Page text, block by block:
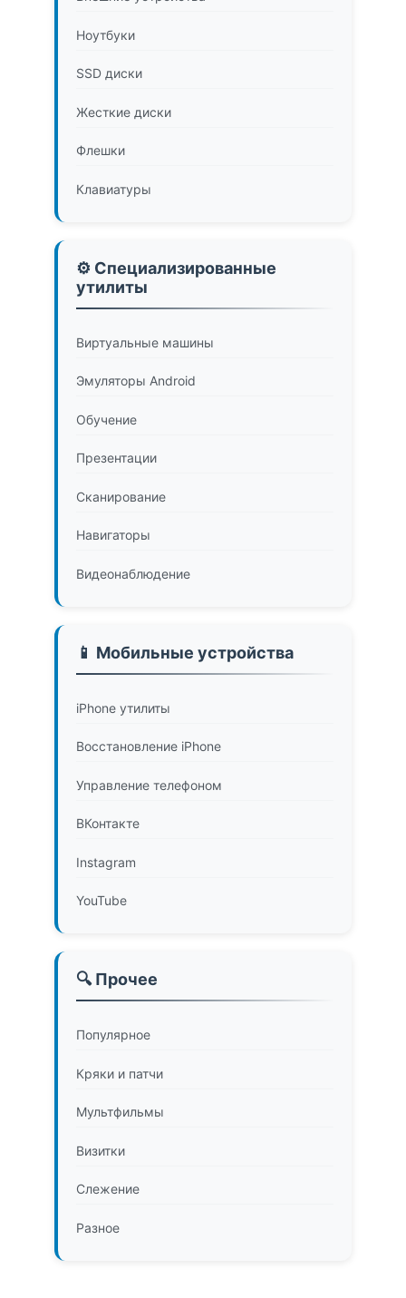
Ноутбуки
SSD диски
Жесткие диски
Флешки
Клавиатуры
⚙️ Специализированные
утилиты
Виртуальные машины
Эмуляторы Android
Обучение
Презентации
Сканирование
Навигаторы
Видеонаблюдение
📱 Мобильные устройства
iPhone утилиты
Восстановление iPhone
Управление телефоном
ВКонтакте
Instagram
YouTube
🔍 Прочее
Популярное
Кряки и патчи
Мультфильмы
Визитки
Слежение
Разное